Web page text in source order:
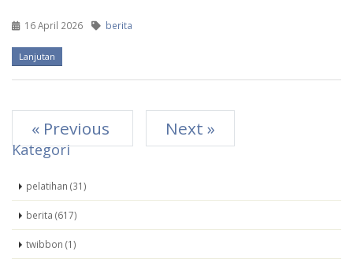
16 April 2026 berita
Lanjutan
« Previous Next »
Kategori
pelatihan (31)
berita (617)
twibbon (1)